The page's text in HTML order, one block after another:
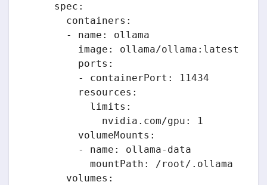
    spec:
      containers:
      - name: ollama
        image: ollama/ollama:latest
        ports:
        - containerPort: 11434
        resources:
          limits:
            nvidia.com/gpu: 1
        volumeMounts:
        - name: ollama-data
          mountPath: /root/.ollama
      volumes: